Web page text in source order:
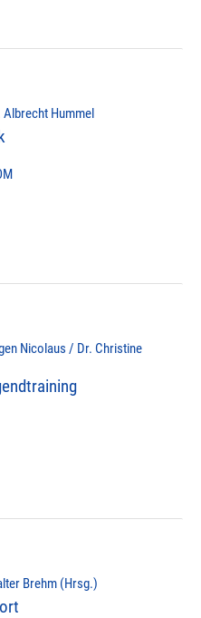
Hummel
Nicolaus / Dr. Christine
Brehm (Hrsg.)